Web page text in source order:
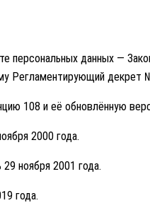
персональных данных —
Регламентирующий декрет
108 и её обновлённую
2000 года.
ноября 2001 года.
года.